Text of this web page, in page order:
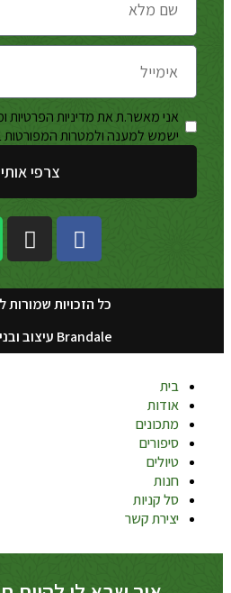
אני מאשר.ת את מדיניות הפרטיות
ישמש למענה ולמטרות
צרפי אותי
כל הזכויות שמורות
Brandale עיצוב ובניית אתרים
בית
אודות
מתכונים
סיפורים
טיולים
חנות
סל קניות
יצירת קשר